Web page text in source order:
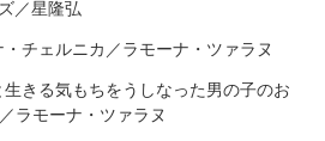
／星隆弘
チェルニカ／ラモーナ・ツァラヌ
きる気もちをうしなった男の子のお
ラモーナ・ツァラヌ